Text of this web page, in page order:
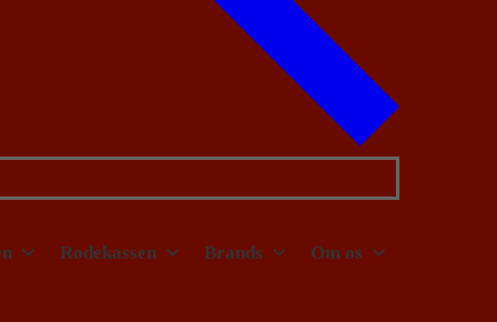
Rodekassen Brands Om os